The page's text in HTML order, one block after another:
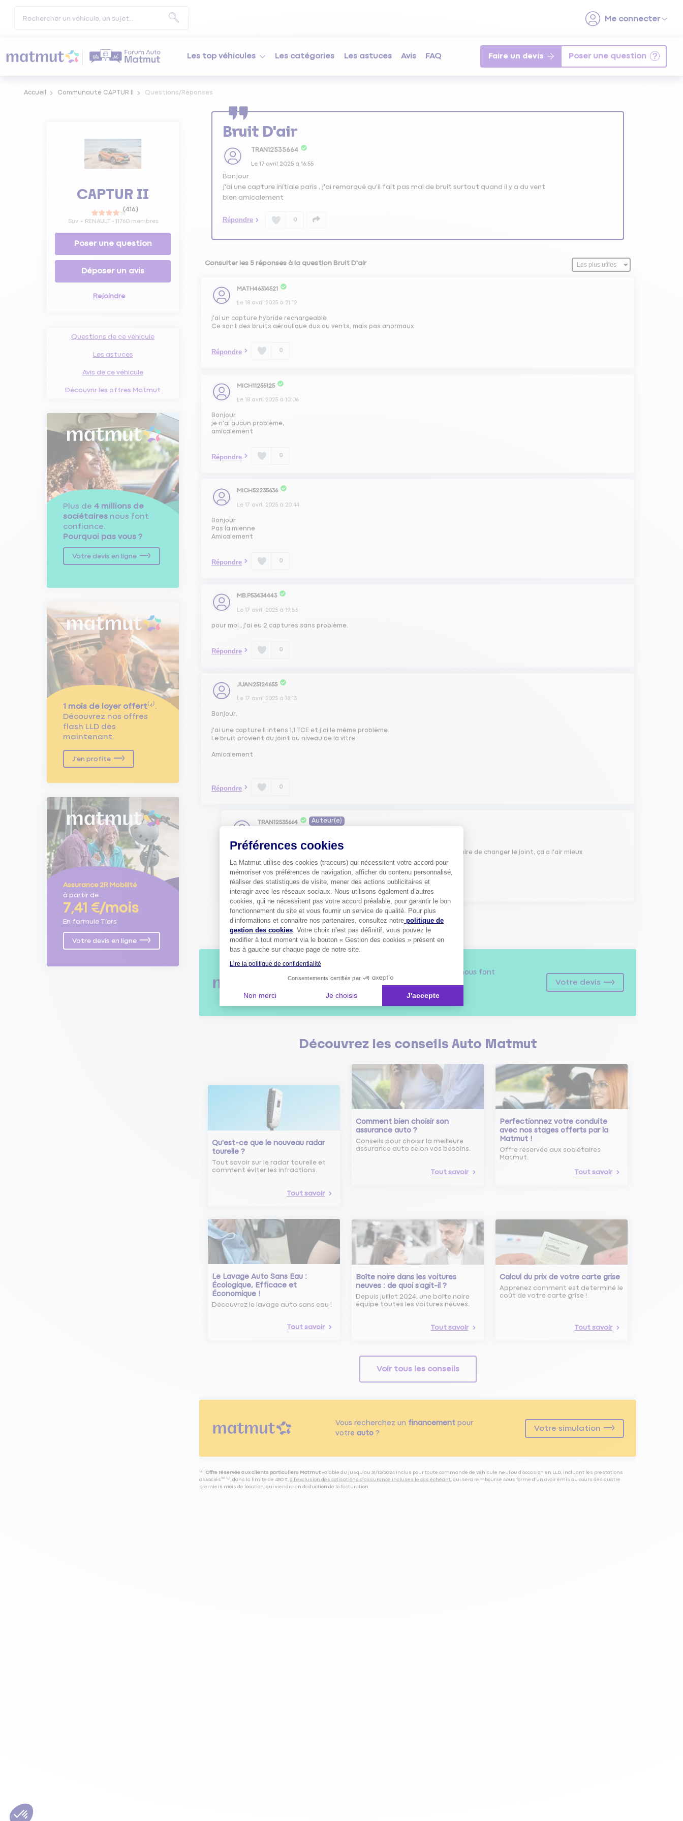
Les top véhicules Les catégories Les astuces Avis FAQ Faire un devis
Accueil Communauté CAPTUR II Questions/Réponses
CAPTUR II
(416)
Suv RENAULT - 11760 membres
Poser une question
Déposer un avis
Rejoindre
Questions de ce véhicule
Les astuces
Avis de ce véhicule
Découvrir les offres Matmut
Plus de 4 millions de
sociétaires nous font
confiance.
Pourquoi pas vous ?
Votre devis en ligne
1 mois de loyer offert⁽⁴⁾.
Découvrez nos offres
flash LLD dès
maintenant.
J'en profite
Assurance 2R Mobilité
à partir de
7,41 €/mois
En formule Tiers
Votre devis en ligne
Bruit D'air
TRAN12535664
Le 17 avril 2025à 16:55
Bonjour
j'ai une capture initiale paris , j'ai remarqué qu'il fait pas mal de bruit surtout quand il y a du vent
bien amicalement
Répondre 0
Consulter les 5 réponses à la question Bruit D'air
MATH46314521
Le 18 avril 2025 à 21:12
j'ai un capture hybride rechargeable
Ce sont des bruits aéraulique dus au vents, mais pas anormaux
Répondre 0
MICH11255125
Le 18 avril 2025 à 10:06
Bonjour
je n'ai aucun problème,
amicalement
Répondre 0
MICH52235636
Le 17 avril 2025 à 20:44
Bonjour
Pas la mienne
Amicalement
Répondre 0
MB.P53434443
Le 17 avril 2025 à 19:53
pour moi , j'ai eu 2 captures sans problème.
Répondre 0
JUAN25124655
Le 17 avril 2025 à 18:13
Bonjour,
j'ai une capture II intens 1,1 TCE et j'ai le même problème.
Le bruit provient du joint au niveau de la vitre
Amicalement
Répondre 0
TRAN12535664 Auteur(e)
Justement, moi pareil, j'ai demandé à mon concessionnaire de changer le joint, ça a l'air mieux
Amicalement
Répondre 0
1
nous font
confiance.
Pourquoi pas vous ?
Votre devis
Découvrez les conseils Auto Matmut
Qu'est-ce que le nouveau radar
tourelle ?
Tout savoir sur le radar tourelle et
comment éviter les infractions.
Tout savoir
Comment bien choisir son
assurance auto ?
Conseils pour choisir la meilleure
assurance auto selon vos besoins.
Tout savoir
Perfectionnez votre conduite
avec nos stages offerts par la
Matmut !
Offre réservée aux sociétaires
Matmut.
Tout savoir
Le Lavage Auto Sans Eau :
Écologique, Efficace et
Économique !
Découvrez le lavage auto sans eau !
Tout savoir
Boîte noire dans les voitures
neuves : de quoi s’agit-il ?
Depuis juillet 2024, une boîte noire
équipe toutes les voitures neuves.
Tout savoir
Calcul du prix de votre carte grise
Apprenez comment est determiné le
coût de votre carte grise !
Tout savoir
Voir tous les conseils
Vous recherchez un financementpour
votre auto?
Votre simulation
⁽⁴⁾| Offre réservée aux clients particuliers Matmut valable du jusqu’au 31/12/2024 inclus pour toute commande de véhicule neuf ou d’occasion en LLD, incluant les prestations
associés⁽³⁾ ⁽⁵⁾, dans la limite de 450 €, à l’exclusion des cotisations d’assurance incluses le cas échéant, qui sera remboursé sous forme d’un avoir émis au cours des quatre
premiers mois de location, qui viendra en déduction de la facturation.
Préférences cookies
La Matmut utilise des cookies (traceurs) qui nécessitent votre accord pour
mémoriser vos préférences de navigation, afficher du contenu personnalisé,
réaliser des statistiques de visite, mener des actions publicitaires et
interagir avec les réseaux sociaux. Nous utilisons également d’autres
cookies, qui ne nécessitent pas votre accord préalable, pour garantir le bon
fonctionnement du site et vous fournir un service de qualité. Pour plus
d’informations et connaitre nos partenaires, consultez notre politique de
gestion des cookies. Votre choix n’est pas définitif, vous pouvez le
modifier à tout moment via le bouton « Gestion des cookies » présent en
bas à gauche sur chaque page de notre site.
Lire la politique de confidentialité
Consentements certifiés par
Non merci Je choisis J'accepte
Axeptio consent